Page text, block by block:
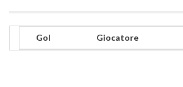
Gol Giocatore